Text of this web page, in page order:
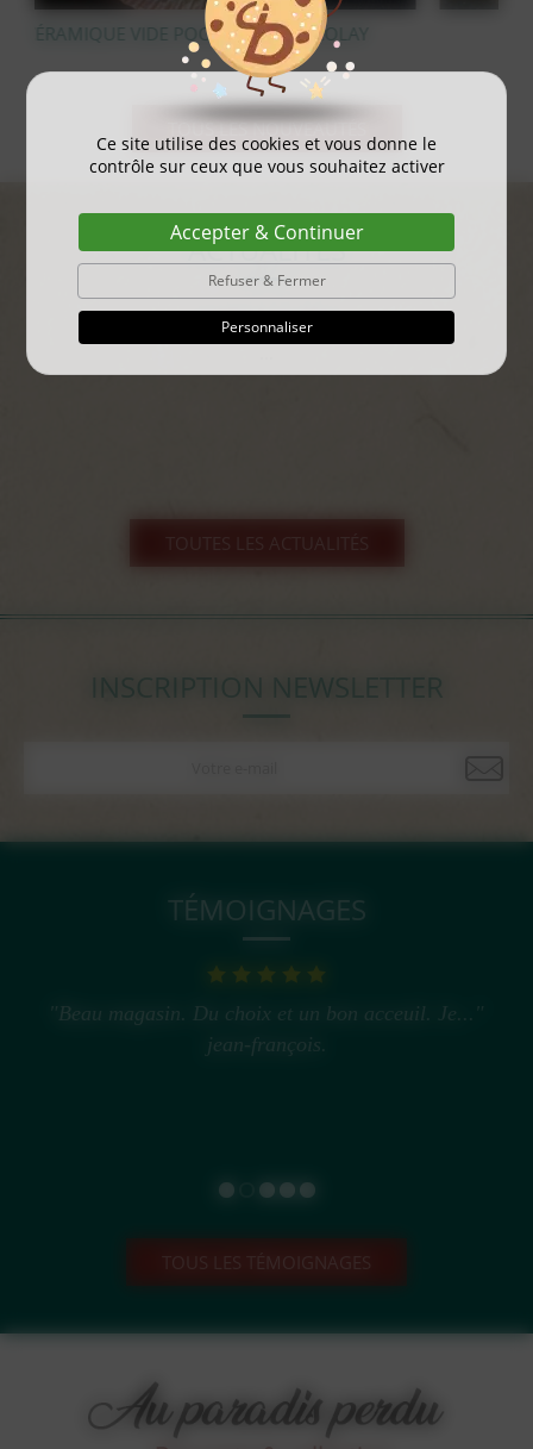
Ce site utilise des cookies et vous donne le
contrôle sur ceux que vous souhaitez activer
Accepter & Continuer
Refuser & Fermer
Personnaliser
STATUE OURS POLAIRE EN BRONZE
TOUS LES NOUVEAUTÉS
ACTUALITÉS
gayant expo 2025
...
INSCRIPTION NEWSLETTER
TÉMOIGNAGES
"Beau magasin. Du choix et un bon acceuil. Je..."
jean-françois.